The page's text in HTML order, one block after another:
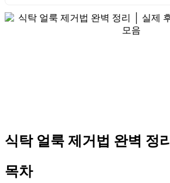
식탁 얼룩 제거법 완벽 정리
목차